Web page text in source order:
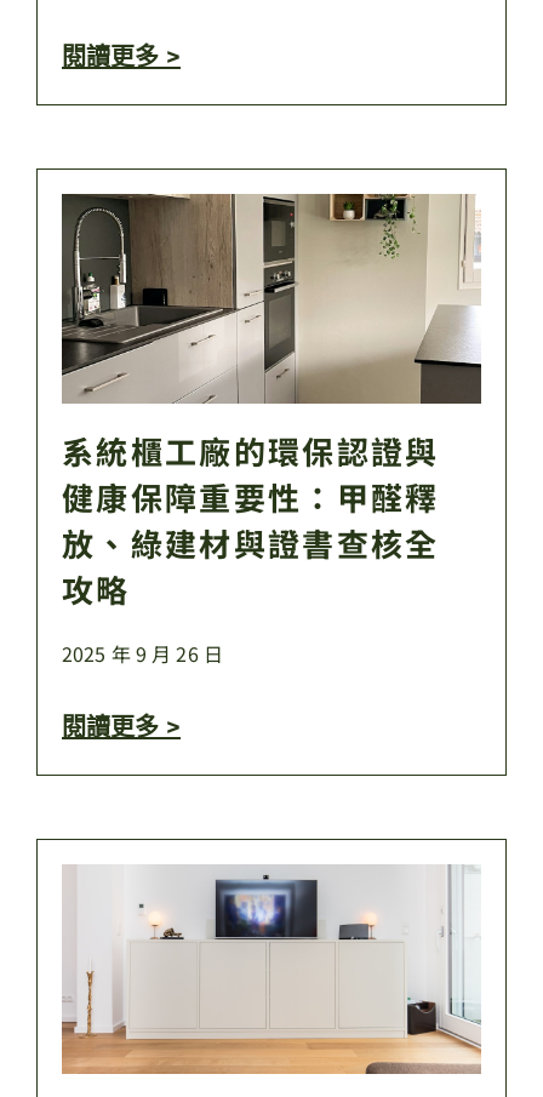
閱讀更多 >
系統櫃工廠的環保認證與
健康保障重要性：甲醛釋
放、綠建材與證書查核全
攻略
2025 年 9 月 26 日
閱讀更多 >